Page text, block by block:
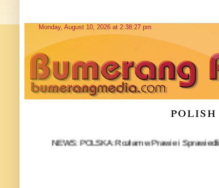
NEWS: POLSKA: Rozłam w Prawie i